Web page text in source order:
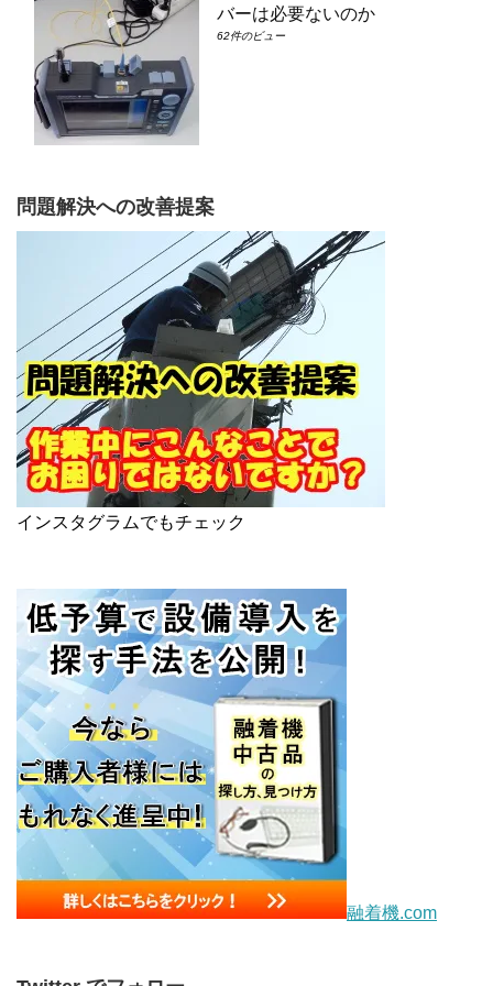
バーは必要ないのか
62件のビュー
問題解決への改善提案
インスタグラムでもチェック
融着機.com